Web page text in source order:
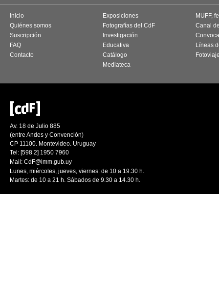
Inicio
Quiénes somos
Suscripción
FAQ
Contacto
Exposiciones
Fotografías del CdF
Investigación
Educativa
Catálogo
Mediateca
MUFF,
Canal
Líneas
Av. 18 de Julio 885
(entre Andes y Convención)
CP 11100. Montevideo. Uruguay
Tel: [598 2] 1950 7960
Mail: CdF@imm.gub.uy
Lunes, miércoles, jueves, viernes: de 10 a 19.30 h.
Martes: de 10 a 21 h. Sábados de 9.30 a 14.30 h.